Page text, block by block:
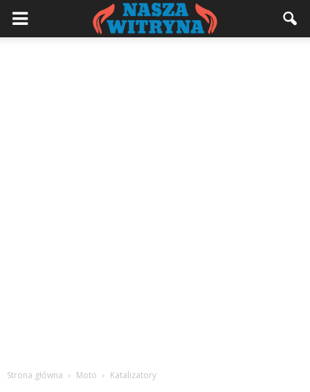
Strona główna Moto Katalizatory